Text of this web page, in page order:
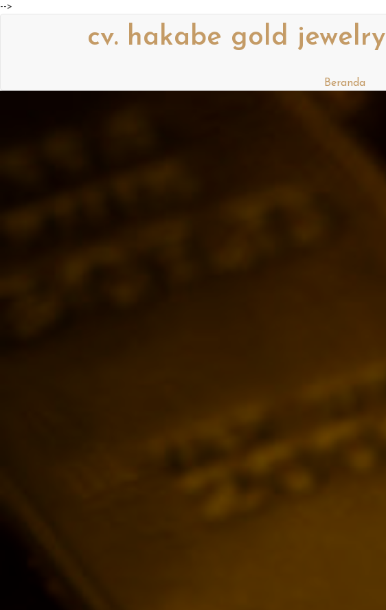
-->
cv. hakabe gold jewelry
Beranda